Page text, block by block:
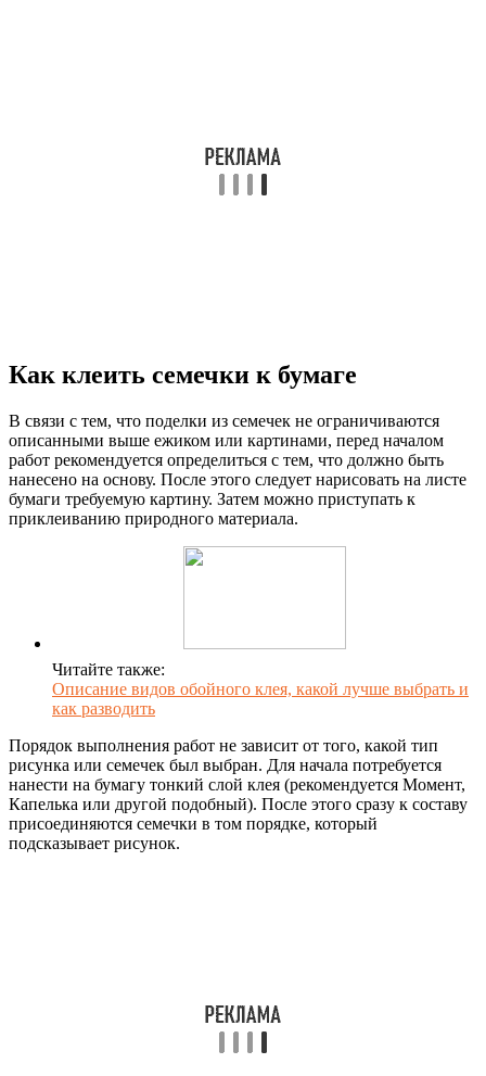
Как клеить семечки к бумаге
В связи с тем, что поделки из семечек не ограничиваются
описанными выше ежиком или картинами, перед началом
работ рекомендуется определиться с тем, что должно быть
нанесено на основу. После этого следует нарисовать на листе
бумаги требуемую картину. Затем можно приступать к
приклеиванию природного материала.
Читайте также:
Описание видов обойного клея, какой лучше выбрать и
как разводить
Порядок выполнения работ не зависит от того, какой тип
рисунка или семечек был выбран. Для начала потребуется
нанести на бумагу тонкий слой клея (рекомендуется Момент,
Капелька или другой подобный). После этого сразу к составу
присоединяются семечки в том порядке, который
подсказывает рисунок.